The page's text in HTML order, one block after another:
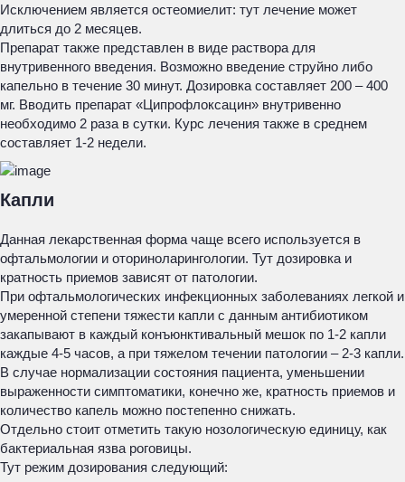
Исключением является остеомиелит: тут лечение может
длиться до 2 месяцев.
Препарат также представлен в виде раствора для
внутривенного введения. Возможно введение струйно либо
капельно в течение 30 минут. Дозировка составляет 200 – 400
мг. Вводить препарат «Ципрофлоксацин» внутривенно
необходимо 2 раза в сутки. Курс лечения также в среднем
составляет 1-2 недели.
Капли
Данная лекарственная форма чаще всего используется в
офтальмологии и оториноларингологии. Тут дозировка и
кратность приемов зависят от патологии.
При офтальмологических инфекционных заболеваниях легкой и
умеренной степени тяжести капли с данным антибиотиком
закапывают в каждый конъюнктивальный мешок по 1-2 капли
каждые 4-5 часов, а при тяжелом течении патологии – 2-3 капли.
В случае нормализации состояния пациента, уменьшении
выраженности симптоматики, конечно же, кратность приемов и
количество капель можно постепенно снижать.
Отдельно стоит отметить такую нозологическую единицу, как
бактериальная язва роговицы.
Тут режим дозирования следующий: